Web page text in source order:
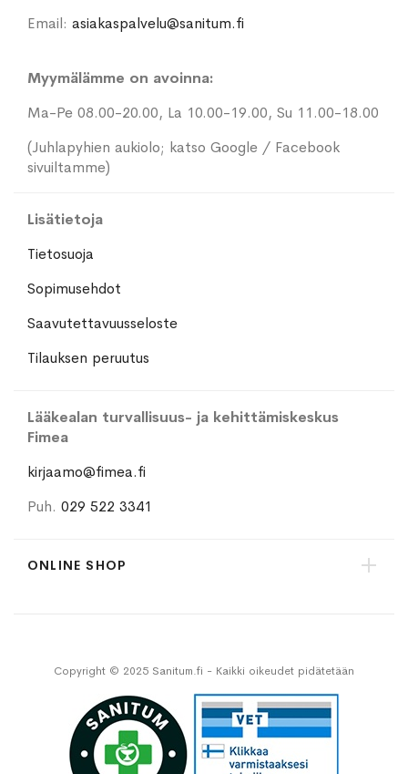
Email: asiakaspalvelu@sanitum.fi
Myymälämme on avoinna:
Ma-Pe 08.00-20.00, La 10.00-19.00, Su 11.00-18.00
(Juhlapyhien aukiolo; katso Google / Facebook
sivuiltamme)
Lisätietoja
Tietosuoja
Sopimusehdot
Saavutettavuusseloste
Tilauksen peruutus
Lääkealan turvallisuus- ja kehittämiskeskus
Fimea
kirjaamo@fimea.fi
Puh. 029 522 3341
ONLINE SHOP
Copyright © 2025 Sanitum.fi - Kaikki oikeudet pidätetään